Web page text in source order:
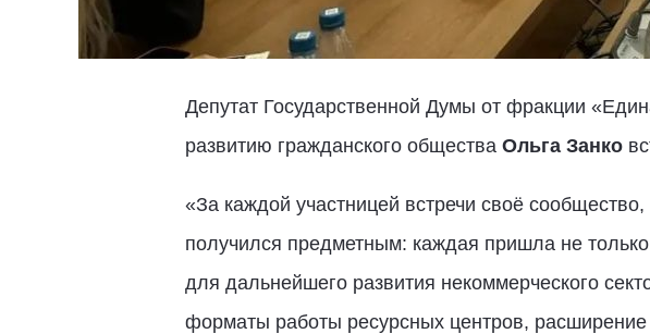
Депутат Государственной Думы от фракции
развитию гражданского общества Ольга Занко
«За каждой участницей встречи своё
получился предметным: каждая пришла не
для дальнейшего развития некоммерческого
форматы работы ресурсных центров,